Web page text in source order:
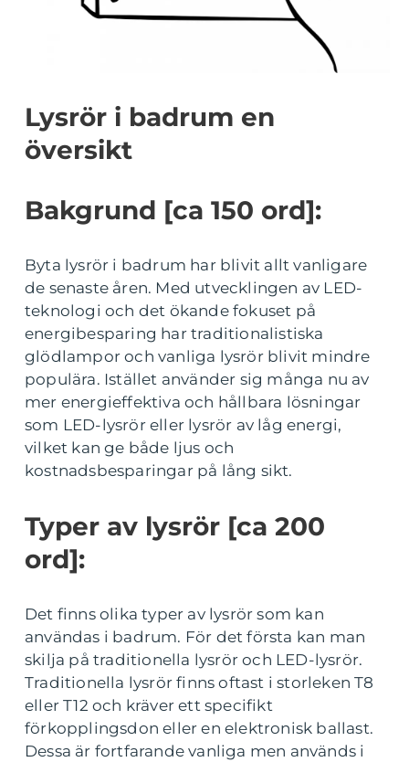
Lysrör i badrum en
översikt
Bakgrund [ca 150 ord]:
Byta lysrör i badrum har blivit allt vanligare
de senaste åren. Med utvecklingen av LED-
teknologi och det ökande fokuset på
energibesparing har traditionalistiska
glödlampor och vanliga lysrör blivit mindre
populära. Istället använder sig många nu av
mer energieffektiva och hållbara lösningar
som LED-lysrör eller lysrör av låg energi,
vilket kan ge både ljus och
kostnadsbesparingar på lång sikt.
Typer av lysrör [ca 200
ord]:
Det finns olika typer av lysrör som kan
användas i badrum. För det första kan man
skilja på traditionella lysrör och LED-lysrör.
Traditionella lysrör finns oftast i storleken T8
eller T12 och kräver ett specifikt
förkopplingsdon eller en elektronisk ballast.
Dessa är fortfarande vanliga men används i